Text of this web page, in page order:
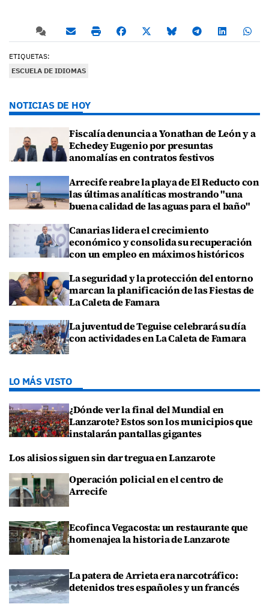
ETIQUETAS:
ESCUELA DE IDIOMAS
NOTICIAS DE HOY
Fiscalía denuncia a Yonathan de León y a
Echedey Eugenio por presuntas
anomalías en contratos festivos
Arrecife reabre la playa de El Reducto con
las últimas analíticas mostrando "una
buena calidad de las aguas para el baño"
Canarias lidera el crecimiento
económico y consolida su recuperación
con un empleo en máximos históricos
La seguridad y la protección del entorno
marcan la planificación de las Fiestas de
La Caleta de Famara
La juventud de Teguise celebrará su día
con actividades en La Caleta de Famara
LO MÁS VISTO
¿Dónde ver la final del Mundial en
Lanzarote? Estos son los municipios que
instalarán pantallas gigantes
Los alisios siguen sin dar tregua en Lanzarote
Operación policial en el centro de
Arrecife
Ecofinca Vegacosta: un restaurante que
homenajea la historia de Lanzarote
La patera de Arrieta era narcotráfico:
detenidos tres españoles y un francés